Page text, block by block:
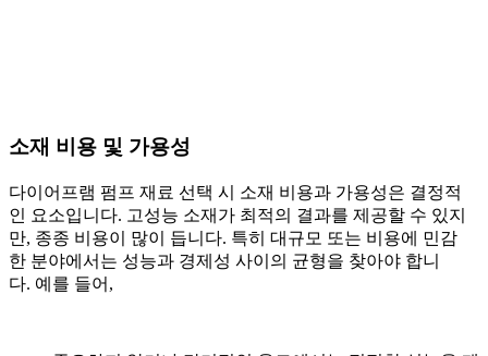
소재 비용 및 가용성
다이어프램 펌프 재료 선택 시 소재 비용과 가용성은 결정적
인 요소입니다. 고성능 소재가 최적의 결과를 제공할 수 있지
만, 종종 비용이 많이 듭니다. 특히 대규모 또는 비용에 민감
한 분야에서는 성능과 경제성 사이의 균형을 찾아야 합니
다. 예를 들어,